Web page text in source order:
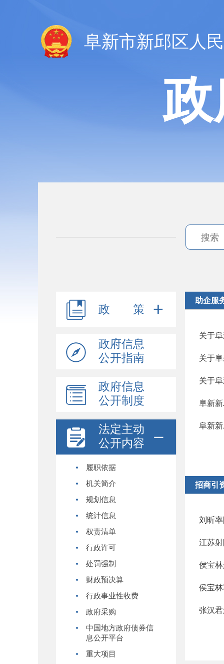
阜新市新邱区人
政 策
政府信息
公开指南
政府信息
公开制度
法定主动
公开内容
履职依据
机关简介
规划信息
统计信息
权责清单
行政许可
处罚强制
财政预决算
行政事业性收费
政府采购
中国地方政府债券信
息公开平台
重大项目
助企服
关于
关于
关于
阜新
阜新
招商引
刘昕
江苏
侯宝
侯宝
张汉